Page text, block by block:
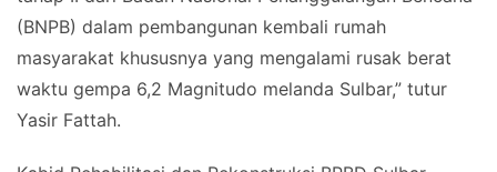
(BNPB) dalam pembangunan kembali rumah
masyarakat khususnya yang mengalami rusak berat
waktu gempa 6,2 Magnitudo melanda Sulbar,” tutur
Yasir Fattah.